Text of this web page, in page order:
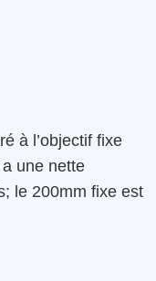
à l’objectif fixe
une nette
le 200mm fixe est